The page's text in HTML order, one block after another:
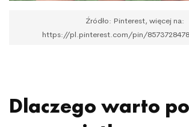
Źródło: Pinterest, więcej na:
https://pl.pinterest.com/pin/
Dlaczego warto